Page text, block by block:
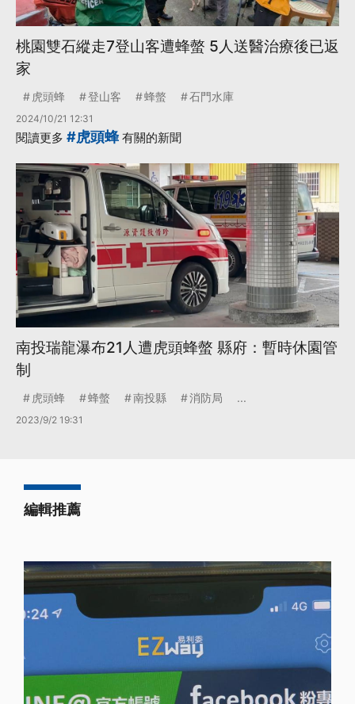
桃園雙石縱走7登山客遭蜂螫 5人送醫治療後已返
家
虎頭蜂 登山客 蜂螫 石門水庫
2024/10/21 12:31
閱讀更多 #虎頭蜂 有關的新聞
南投瑞龍瀑布21人遭虎頭蜂螫 縣府：暫時休園管
制
虎頭蜂 蜂螫 南投縣 消防局 ...
2023/9/2 19:31
編輯推薦